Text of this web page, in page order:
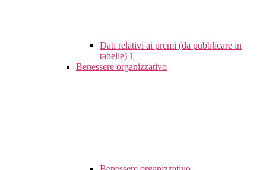
Dati relativi ai premi (da pubblicare in
tabelle) 1
Benessere organizzativo